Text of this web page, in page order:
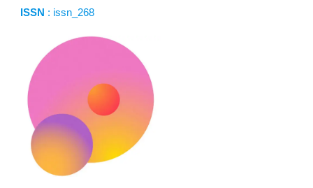
ISSN : issn_268